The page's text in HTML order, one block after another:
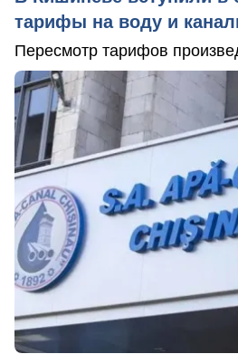
тарифы на воду и
Пересмотр тарифов